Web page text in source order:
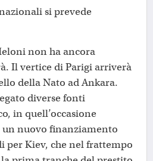
si prevede
non ha ancora
Il vertice di Parigi arriverà
della Nato ad Ankara.
diverse fonti
in quell’occasione
nuovo finanziamento
per Kiev, che nel frattempo